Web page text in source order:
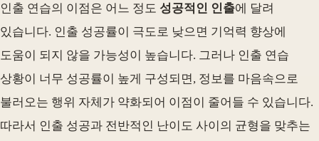
인출 연습의 이점은 어느 정도 성공적인 인출에 달려
있습니다. 인출 성공률이 극도로 낮으면 기억력 향상에
도움이 되지 않을 가능성이 높습니다. 그러나 인출 연습
상황이 너무 성공률이 높게 구성되면, 정보를 마음속으로
불러오는 행위 자체가 약화되어 이점이 줄어들 수 있습니다.
따라서 인출 성공과 전반적인 난이도 사이의 균형을 맞추는